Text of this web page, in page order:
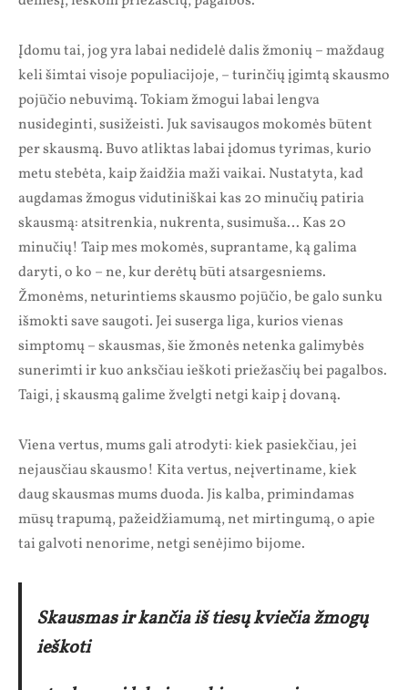
Įdomu tai, jog yra labai nedidelė dalis žmonių – maždaug
keli šimtai visoje populiacijoje, – turinčių įgimtą skausmo
pojūčio nebuvimą. Tokiam žmogui labai lengva
nusideginti, susižeisti. Juk savisaugos mokomės būtent
per skausmą. Buvo atliktas labai įdomus tyrimas, kurio
metu stebėta, kaip žaidžia maži vaikai. Nustatyta, kad
augdamas žmogus vidutiniškai kas 20 minučių patiria
skausmą: atsitrenkia, nukrenta, susimuša… Kas 20
minučių! Taip mes mokomės, suprantame, ką galima
daryti, o ko – ne, kur derėtų būti atsargesniems.
Žmonėms, neturintiems skausmo pojūčio, be galo sunku
išmokti save saugoti. Jei suserga liga, kurios vienas
simptomų – skausmas, šie žmonės netenka galimybės
sunerimti ir kuo anksčiau ieškoti priežasčių bei pagalbos.
Taigi, į skausmą galime žvelgti netgi kaip į dovaną.
Viena vertus, mums gali atrodyti: kiek pasiekčiau, jei
nejausčiau skausmo! Kita vertus, neįvertiname, kiek
daug skausmas mums duoda. Jis kalba, primindamas
mūsų trapumą, pažeidžiamumą, net mirtingumą, o apie
tai galvoti nenorime, netgi senėjimo bijome.
Skausmas ir kančia iš tiesų kviečia žmogų
ieškoti